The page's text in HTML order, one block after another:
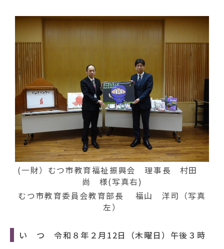
(一財）むつ市教育福祉振興会 理事長 村田
尚 様(写真右)
むつ市教育委員会教育部長 福山 洋司（写真
左）
い つ 令和８年２月12日（木曜日）午後３時